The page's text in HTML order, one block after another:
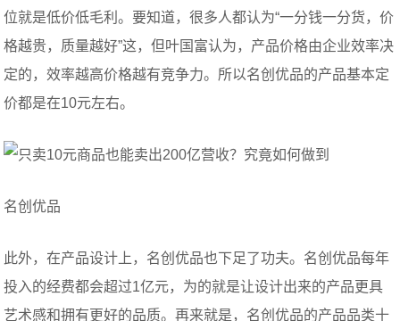
位就是低价低毛利。要知道，很多人都认为“一分钱一分货，价
格越贵，质量越好”这，但叶国富认为，产品价格由企业效率决
定的，效率越高价格越有竞争力。所以名创优品的产品基本定
价都是在10元左右。
名创优品
此外，在产品设计上，名创优品也下足了功夫。名创优品每年
投入的经费都会超过1亿元，为的就是让设计出来的产品更具
艺术感和拥有更好的品质。再来就是，名创优品的产品品类十